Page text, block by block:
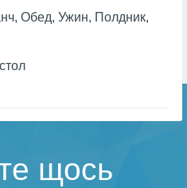
Обед, Ужин, Полдник,
щось